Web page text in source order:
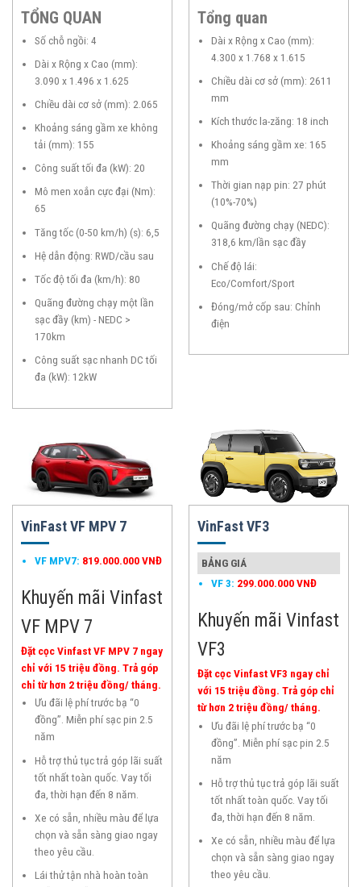
TỔNG QUAN
Số chỗ ngồi: 4
Dài x Rộng x Cao (mm):
3.090 x 1.496 x 1.625
Chiều dài cơ sở (mm): 2.065
Khoảng sáng gầm xe không
tải (mm): 155
Công suất tối đa (kW): 20
Mô men xoắn cực đại (Nm):
65
Tăng tốc (0-50 km/h) (s): 6,5
Hệ dẫn động: RWD/cầu sau
Tốc độ tối đa (km/h): 80
Quãng đường chạy một lần
sạc đầy (km) - NEDC >
170km
Công suất sạc nhanh DC tối
đa (kW): 12kW
Tổng quan
Dài x Rộng x Cao (mm):
4.300 x 1.768 x 1.615
Chiều dài cơ sở (mm): 2611
mm
Kích thước la-zăng: 18 inch
Khoảng sáng gầm xe: 165
mm
Thời gian nạp pin: 27 phút
(10%-70%)
Quãng đường chạy (NEDC):
318,6 km/lần sạc đầy
Chế độ lái:
Eco/Comfort/Sport
Đóng/mở cốp sau: Chỉnh
điện
VinFast VF MPV 7
VF MPV7: 819.000.000 VNĐ
Khuyến mãi Vinfast
VF MPV 7
Đặt cọc Vinfast VF MPV 7 ngay
chỉ với 15 triệu đồng. Trả góp
chỉ từ hơn 2 triệu đồng/ tháng.
Ưu đãi lệ phí trước bạ “0
đồng”. Miễn phí sạc pin 2.5
năm
Hỗ trợ thủ tục trả góp lãi suất
tốt nhất toàn quốc. Vay tối
đa, thời hạn đến 8 năm.
Xe có sẵn, nhiều màu để lựa
chọn và sẵn sàng giao ngay
theo yêu cầu.
Lái thử tận nhà hoàn toàn
VinFast VF3
BẢNG GIÁ
VF 3: 299.000.000 VNĐ
Khuyến mãi Vinfast
VF3
Đặt cọc Vinfast VF3 ngay chỉ
với 15 triệu đồng. Trả góp chỉ
từ hơn 2 triệu đồng/ tháng.
Ưu đãi lệ phí trước bạ “0
đồng”. Miễn phí sạc pin 2.5
năm
Hỗ trợ thủ tục trả góp lãi suất
tốt nhất toàn quốc. Vay tối
đa, thời hạn đến 8 năm.
Xe có sẵn, nhiều màu để lựa
chọn và sẵn sàng giao ngay
theo yêu cầu.